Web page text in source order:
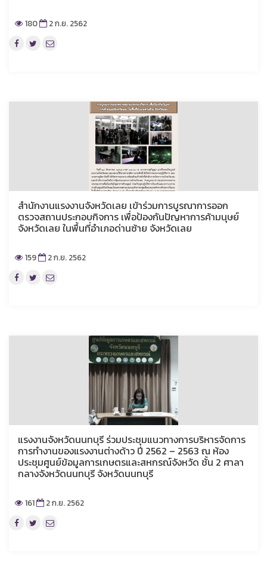
180 2 ก.ย. 2562
สำนักงานแรงงานจังหวัดเลย เข้าร่วมการบูรณาการออก
ตรวจสถานประกอบกิจการ เพื่อป้องกันปัญหาการค้ามนุษย์
จังหวัดเลย ในพื้นที่อำเภอด่านซ้าย จังหวัดเลย
159 2 ก.ย. 2562
แรงงานจังหวัดนนทบุรี ร่วมประชุมแนวทางการบริหารจัดการ
การทำงานของแรงงานต่างด้าว ปี 2562 – 2563 ณ ห้อง
ประชุมศูนย์ข้อมูลการเกษตรและสหกรณ์จังหวัด ชั้น 2 ศาลา
กลางจังหวัดนนทบุรี จังหวัดนนทบุรี
161 2 ก.ย. 2562